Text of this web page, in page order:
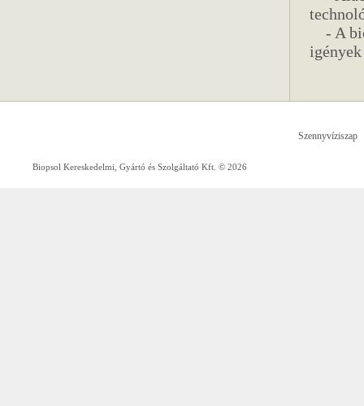
- A
Szennyvíziszap
Biopsol Kereskedelmi, Gyártó és Szolgáltató Kft. © 2026